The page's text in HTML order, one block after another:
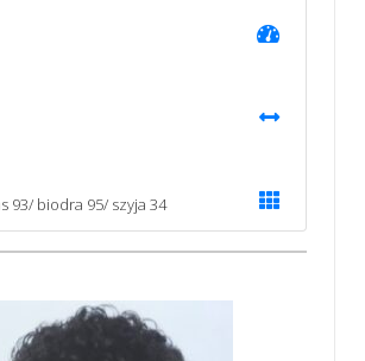
93/ biodra 95/ szyja 34